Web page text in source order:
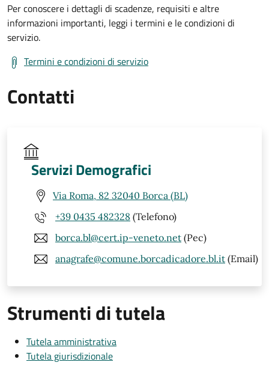
Per conoscere i dettagli di scadenze, requisiti e altre
informazioni importanti, leggi i termini e le condizioni di
servizio.
Termini e condizioni di servizio
Contatti
Servizi Demografici
Via Roma, 82 32040 Borca (BL)
+39 0435 482328 (Telefono)
borca.bl@cert.ip-veneto.net (Pec)
anagrafe@comune.borcadicadore.bl.it (Email)
Strumenti di tutela
Tutela amministrativa
Tutela giurisdizionale